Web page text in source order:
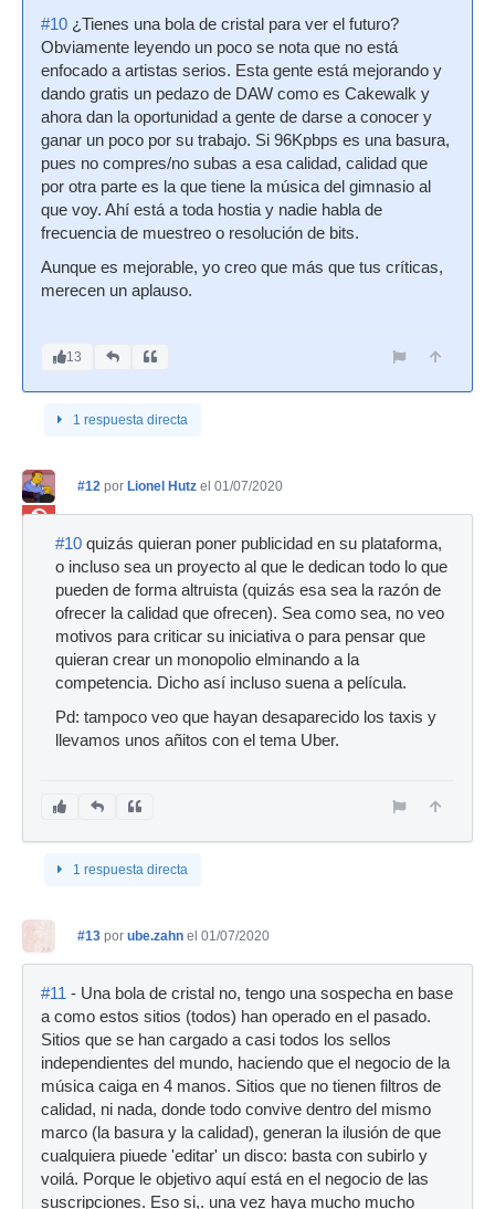
#10 ¿Tienes una bola de cristal para ver el futuro?
Obviamente leyendo un poco se nota que no está
enfocado a artistas serios. Esta gente está mejorando y
dando gratis un pedazo de DAW como es Cakewalk y
ahora dan la oportunidad a gente de darse a conocer y
ganar un poco por su trabajo. Si 96Kpbps es una basura,
pues no compres/no subas a esa calidad, calidad que
por otra parte es la que tiene la música del gimnasio al
que voy. Ahí está a toda hostia y nadie habla de
frecuencia de muestreo o resolución de bits.
Aunque es mejorable, yo creo que más que tus críticas,
merecen un aplauso.
13
1 respuesta directa
Ban
#12 por Lionel Hutz el 01/07/2020
#10 quizás quieran poner publicidad en su plataforma,
o incluso sea un proyecto al que le dedican todo lo que
pueden de forma altruista (quizás esa sea la razón de
ofrecer la calidad que ofrecen). Sea como sea, no veo
motivos para criticar su iniciativa o para pensar que
quieran crear un monopolio elminando a la
competencia. Dicho así incluso suena a película.
Pd: tampoco veo que hayan desaparecido los taxis y
llevamos unos añitos con el tema Uber.
1 respuesta directa
#13 por ube.zahn el 01/07/2020
#11 - Una bola de cristal no, tengo una sospecha en base
a como estos sitios (todos) han operado en el pasado.
Sitios que se han cargado a casi todos los sellos
independientes del mundo, haciendo que el negocio de la
música caiga en 4 manos. Sitios que no tienen filtros de
calidad, ni nada, donde todo convive dentro del mismo
marco (la basura y la calidad), generan la ilusión de que
cualquiera piuede 'editar' un disco: basta con subirlo y
voilá. Porque le objetivo aquí está en el negocio de las
suscripciones. Eso si,. una vez haya mucho mucho